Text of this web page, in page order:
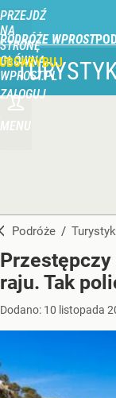
PRZEJDŹ
NA
STRONĘ
GŁÓWNĄ
WPROST.PL
PODRÓŻE WPROST
ZALOGUJ
MENU
Podróże /
raju. Tak
Dodano: 10 listopada